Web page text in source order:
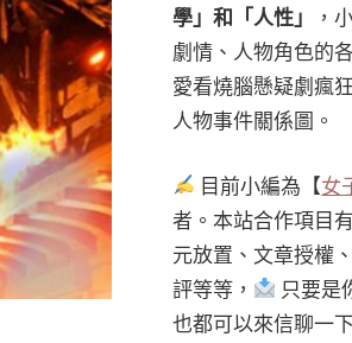
學」和「人性」
，
劇情、人物角色的
愛看燒腦懸疑劇瘋
人物事件關係圖。
目前小編為【女
者。本站合作項目
元放置、文章授權
評等等，
只要是
也都可以來信聊一